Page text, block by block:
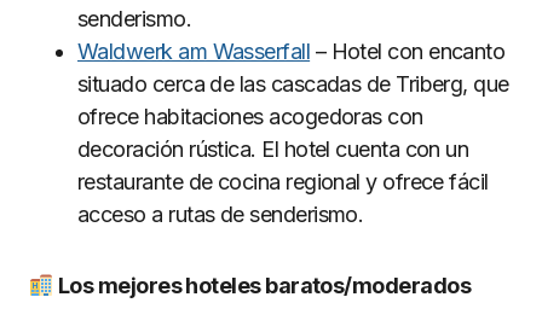
senderismo.
Waldwerk am Wasserfall – Hotel con encanto
situado cerca de las cascadas de Triberg, que
ofrece habitaciones acogedoras con
decoración rústica. El hotel cuenta con un
restaurante de cocina regional y ofrece fácil
acceso a rutas de senderismo.
Los mejores hoteles baratos/moderados